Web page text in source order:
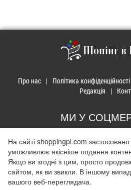
Шопінг в
Про нас Політика конфіденційності
Редакція
МИ У
© 2026 Закупи в Польщі. Developed by
Використання матеріалів допускається
гіперпосилання на сайт
На сайті shoppingpl.com
уможливлює якісніше подання
Якщо ви згодні з цим, просто
сайтом, як ви звикли. В іншому
вашого веб-переглядача.